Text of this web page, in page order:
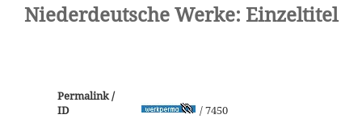
Niederdeutsche Werke: Einzeltitel
Permalink /
ID
/ 7450